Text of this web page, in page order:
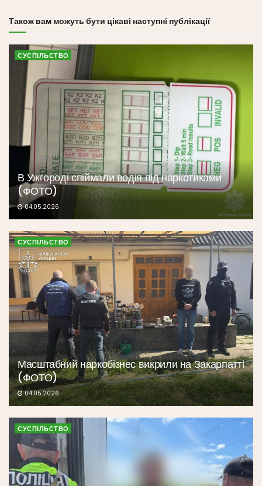
Також вам можуть бути цікаві наступні публікації
СУСПІЛЬСТВО
В Ужгороді спіймали водія під наркотиками
(ФОТО)
04.05.2026
СУСПІЛЬСТВО
Масштабний наркобізнес викрили на Закарпатті
(ФОТО)
04.05.2026
СУСПІЛЬСТВО